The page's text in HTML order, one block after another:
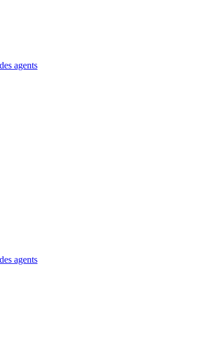
agents
agents